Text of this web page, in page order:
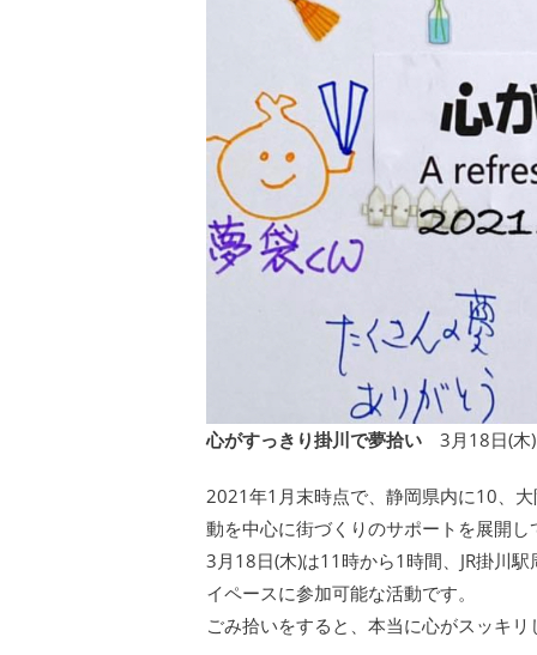
心がすっきり掛川で夢拾い 3月18日(木)
2021年1月末時点で、静岡県内に10、
動を中心に街づくりのサポートを展開し
3月18日(木)は11時から1時間、JR掛川
イペースに参加可能な活動です。
ごみ拾いをすると、本当に心がスッキ